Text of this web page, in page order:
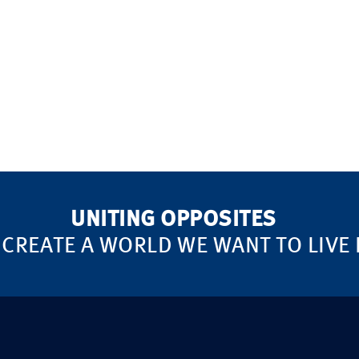
UNITING OPPOSITES
A WORLD WE WANT TO LIVE